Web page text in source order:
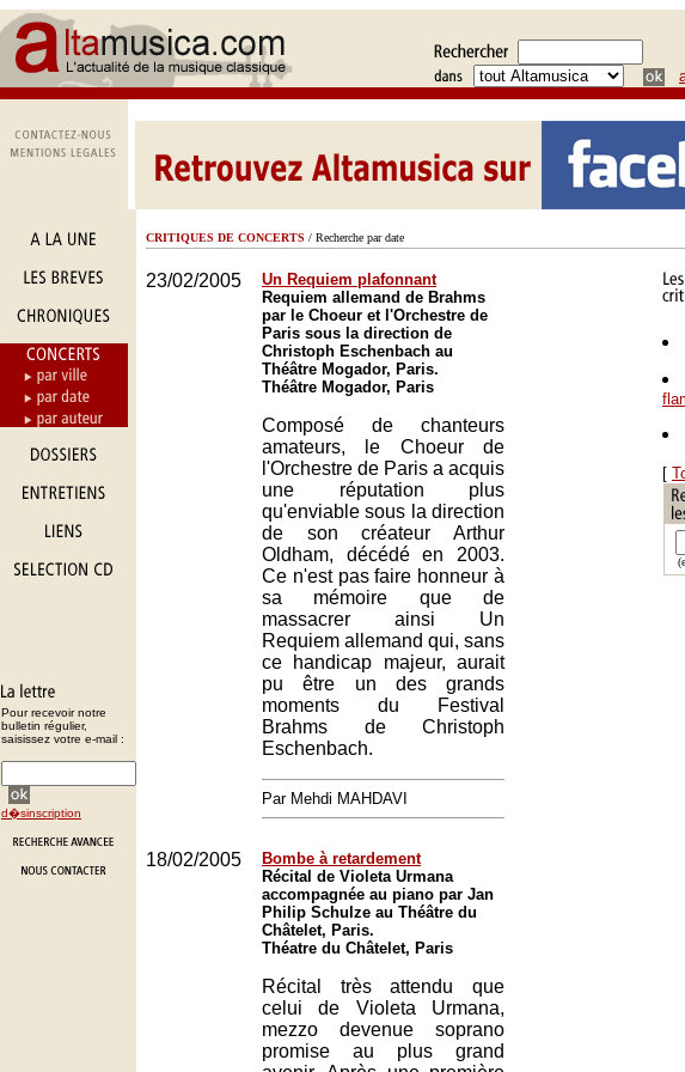
Pour recevoir notre
bulletin régulier,
saisissez votre e-mail :
d�sinscription
CRITIQUES DE CONCERTS / Recherche par date
23/02/2005
Un Requiem plafonnant
Requiem allemand de Brahms
par le Choeur et l'Orchestre de
Paris sous la direction de
Christoph Eschenbach au
Théâtre Mogador, Paris.
Théâtre Mogador, Paris
Composé de chanteurs
amateurs, le Choeur de
l'Orchestre de Paris a acquis
une réputation plus
qu'enviable sous la direction
de son créateur Arthur
Oldham, décédé en 2003.
Ce n'est pas faire honneur à
sa mémoire que de
massacrer ainsi Un
Requiem allemand qui, sans
ce handicap majeur, aurait
pu être un des grands
moments du Festival
Brahms de Christoph
Eschenbach.
Par Mehdi MAHDAVI
18/02/2005
Bombe à retardement
Récital de Violeta Urmana
accompagnée au piano par Jan
Philip Schulze au Théâtre du
Châtelet, Paris.
Théatre du Châtelet, Paris
Récital très attendu que
celui de Violeta Urmana,
mezzo devenue soprano
promise au plus grand
[